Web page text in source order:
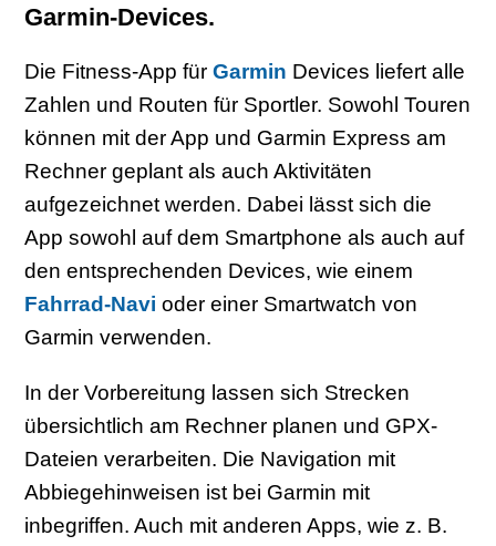
Garmin-Devices.
Die Fitness-App für Garmin Devices liefert alle
Zahlen und Routen für Sportler. Sowohl Touren
können mit der App und Garmin Express am
Rechner geplant als auch Aktivitäten
aufgezeichnet werden. Dabei lässt sich die
App sowohl auf dem Smartphone als auch auf
den entsprechenden Devices, wie einem
Fahrrad-Navi oder einer Smartwatch von
Garmin verwenden.
In der Vorbereitung lassen sich Strecken
übersichtlich am Rechner planen und GPX-
Dateien verarbeiten. Die Navigation mit
Abbiegehinweisen ist bei Garmin mit
inbegriffen. Auch mit anderen Apps, wie z. B.